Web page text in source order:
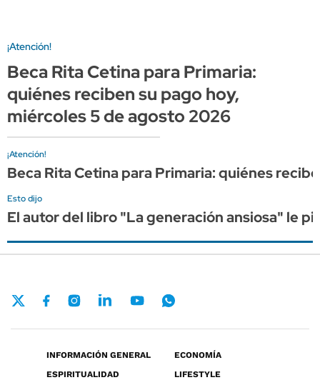
¡Atención!
Beca Rita Cetina para Primaria:
quiénes reciben su pago hoy,
miércoles 5 de agosto 2026
¡Atención!
Beca Rita Cetina para Primaria: quiénes
Esto dijo
El autor del libro "La generación ansiosa" le
INFORMACIÓN GENERAL
ECONOMÍA
ESPIRITUALIDAD
LIFESTYLE